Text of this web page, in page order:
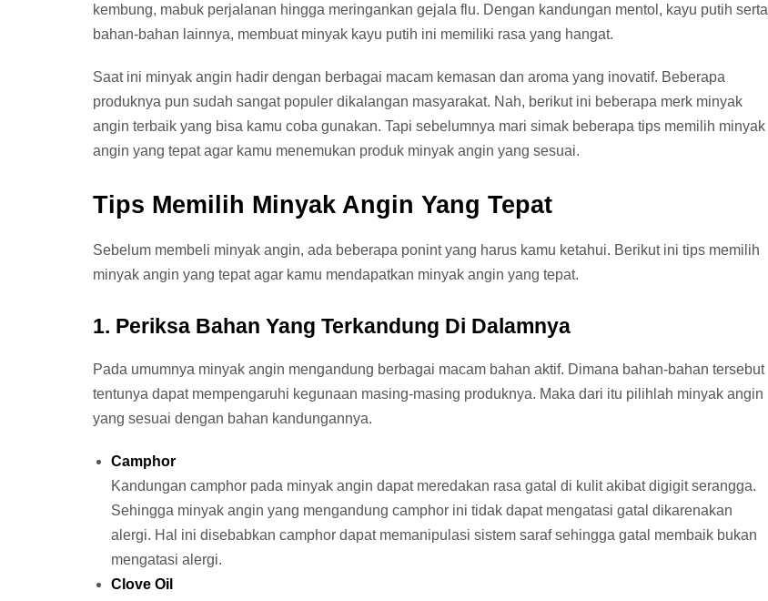
kembung, mabuk perjalanan hingga meringankan gejala flu. Dengan kandungan mentol, kayu putih serta
bahan-bahan lainnya, membuat minyak kayu putih ini memiliki rasa yang hangat.
Saat ini minyak angin hadir dengan berbagai macam kemasan dan aroma yang inovatif. Beberapa
produknya pun sudah sangat populer dikalangan masyarakat. Nah, berikut ini beberapa merk minyak
angin terbaik yang bisa kamu coba gunakan. Tapi sebelumnya mari simak beberapa tips memilih minyak
angin yang tepat agar kamu menemukan produk minyak angin yang sesuai.
Tips Memilih Minyak Angin Yang Tepat
Sebelum membeli minyak angin, ada beberapa ponint yang harus kamu ketahui. Berikut ini tips memilih
minyak angin yang tepat agar kamu mendapatkan minyak angin yang tepat.
1. Periksa Bahan Yang Terkandung Di Dalamnya
Pada umumnya minyak angin mengandung berbagai macam bahan aktif. Dimana bahan-bahan tersebut
tentunya dapat mempengaruhi kegunaan masing-masing produknya. Maka dari itu pilihlah minyak angin
yang sesuai dengan bahan kandungannya.
Camphor
Kandungan camphor pada minyak angin dapat meredakan rasa gatal di kulit akibat digigit serangga.
Sehingga minyak angin yang mengandung camphor ini tidak dapat mengatasi gatal dikarenakan
alergi. Hal ini disebabkan camphor dapat memanipulasi sistem saraf sehingga gatal membaik bukan
mengatasi alergi.
Clove Oil